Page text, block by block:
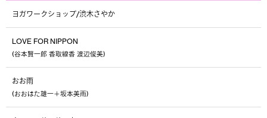
ヨガワークショップ/渋木さやか
LOVE FOR NIPPON
(谷本賢一郎 香取線香 渡辺俊美)
おお雨
(おおはた雄一＋坂本美雨)